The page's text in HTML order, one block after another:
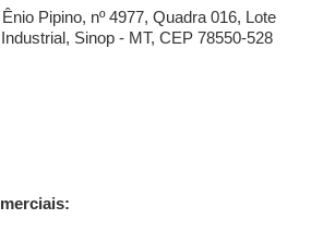
Pipino, nº 4977, Quadra 016, Lote
Sinop - MT, CEP 78550-528